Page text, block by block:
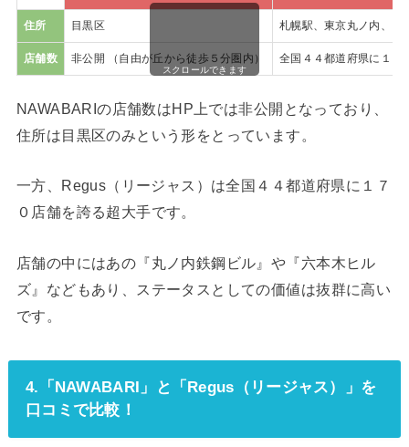
住所 目黒区 札幌駅、東京丸ノ内、
店舗数 非公開 （自由が丘から徒歩５分圏内） 全国４４都道府県に１７
スクロールできます
NAWABARIの店舗数はHP上では非公開となっており、
住所は目黒区のみという形をとっています。
一方、Regus（リージャス）は全国４４都道府県に１７
０店舗を誇る超大手です。
店舗の中にはあの『丸ノ内鉄鋼ビル』や『六本木ヒル
ズ』などもあり、ステータスとしての価値は抜群に高い
です。
4.「NAWABARI」と「Regus（リージャス）」を
口コミで比較！